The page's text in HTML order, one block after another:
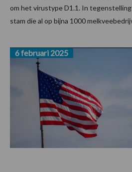
om het virustype D1.1. In
stam die al op bijna 1000
6 februari 2025